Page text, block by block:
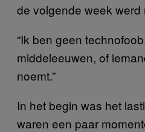
de volgende week werd
“Ik ben geen
middeleeuwen, of
noemt.”
In het begin was het
waren een paar